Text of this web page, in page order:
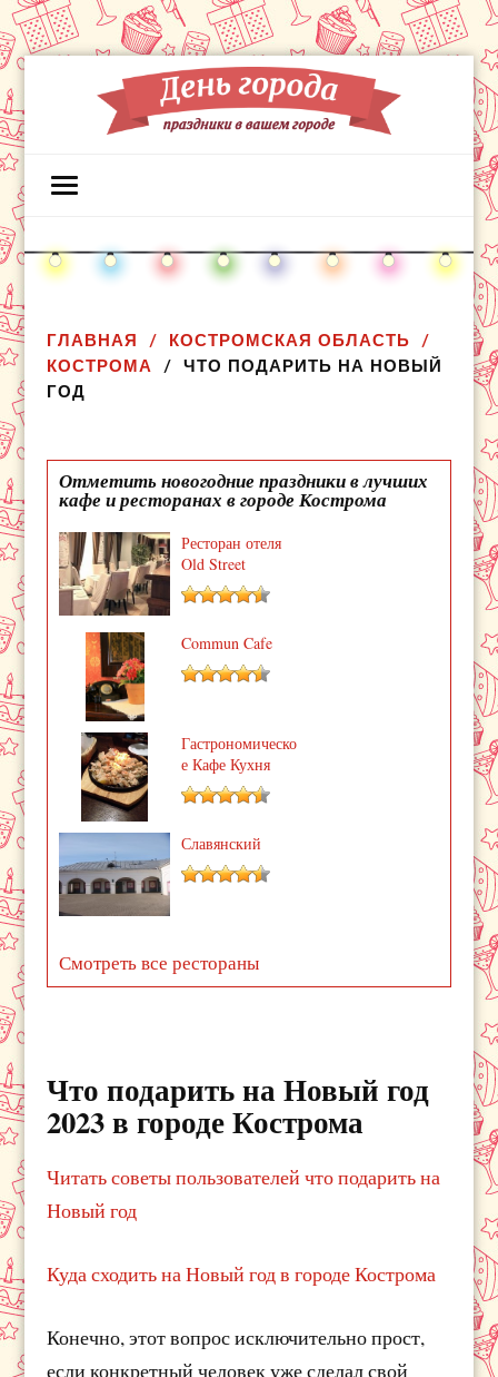
ГЛАВНАЯ
КОСТРОМСКАЯ ОБЛАСТЬ
КОСТРОМА
ЧТО ПОДАРИТЬ НА НОВЫЙ
ГОД
Отметить новогодние праздники в лучших
кафе и ресторанах в городе Кострома
Ресторан отеля
Old Street
Commun Cafe
Гастрономическо
е Кафе Кухня
Славянский
Смотреть все рестораны
Что подарить на Новый год
2023 в городе Кострома
Читать советы пользователей что подарить на
Новый год
Куда сходить на Новый год в городе Кострома
Конечно, этот вопрос исключительно прост,
если конкретный человек уже сделал свой